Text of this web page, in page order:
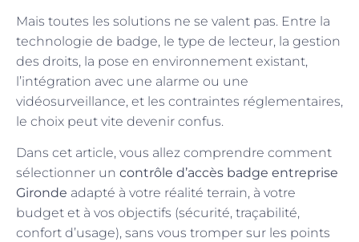
Mais toutes les solutions ne se valent pas. Entre la
technologie de badge, le type de lecteur, la gestion
des droits, la pose en environnement existant,
l’intégration avec une alarme ou une
vidéosurveillance, et les contraintes réglementaires,
le choix peut vite devenir confus.
Dans cet article, vous allez comprendre comment
sélectionner un contrôle d’accès badge entreprise
Gironde adapté à votre réalité terrain, à votre
budget et à vos objectifs (sécurité, traçabilité,
confort d’usage), sans vous tromper sur les points